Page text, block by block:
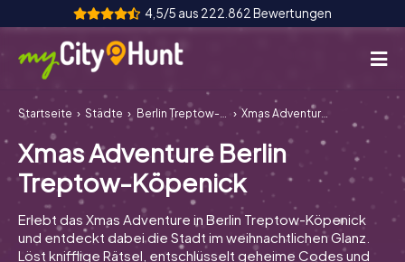
4,5/5 aus 222.862 Bewertungen
So funktioniert's
Städte
Touren
Teamevent
Startseite Städte Berlin Treptow-Köpenick Xmas Adventure Berlin Treptow-Köpenick
Xmas Adventure Berlin
Treptow-Köpenick
Erlebt das Xmas Adventure in Berlin Treptow-Köpenick
und entdeckt dabei die Stadt im weihnachtlichen Glanz.
Löst knifflige Rätsel, entschlüsselt geheime Codes und